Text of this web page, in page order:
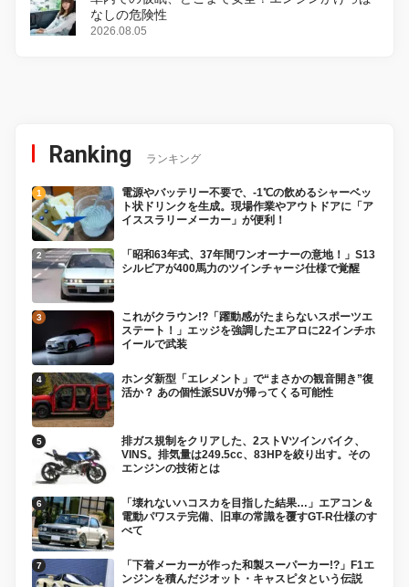
なしの危険性
2026.08.05
Ranking ランキング
電源やバッテリー不要で、-1℃の飲めるシャーベッ
ト状ドリンクを生成。現場作業やアウトドアに「ア
イススラリーメーカー」が便利！
「昭和63年式、37年間ワンオーナーの意地！」S13
シルビアが400馬力のツインチャージ仕様で覚醒
これがクラウン!?「躍動感がたまらないスポーツエ
ステート！」エッジを強調したエアロに22インチホ
イールで武装
ホンダ新型「エレメント」で“まさかの観音開き”復
活か？ あの個性派SUVが帰ってくる可能性
排ガス規制をクリアした、2ストVツインバイク、
VINS。排気量は249.5cc、83HPを絞り出す。その
エンジンの技術とは
「壊れないハコスカを目指した結果…」エアコン＆
電動パワステ完備、旧車の常識を覆すGT-R仕様のす
べて
「下着メーカーが作った和製スーパーカー!?」F1エ
ンジンを積んだジオット・キャスピタという伝説